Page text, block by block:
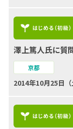
澤上篤人氏に質
京都
2014年10月25日